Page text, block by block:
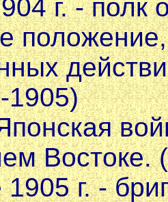
г. - полк
Востоке.
г. -